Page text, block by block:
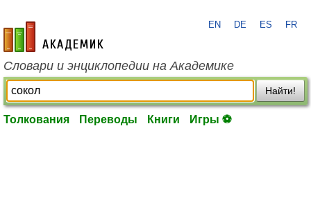
academic.ru
EN DE ES FR
Словари и энциклопедии на Академике
Найти!
Толкования Переводы Книги Игры ⚽